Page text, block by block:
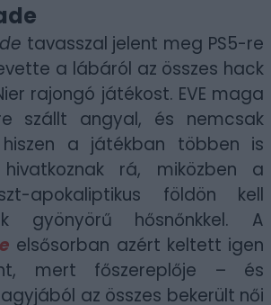
tavasszal jelent meg PS5-re
a lábáról az összes hack
rajongó játékost. EVE maga
szállt angyal, és nemcsak
hiszen a játékban többen is
rá, miközben a
apokaliptikus földön kell
gyönyörű hősnőnkkel. A
elsősorban azért keltett igen
mert főszereplője – és
az összes bekerült női